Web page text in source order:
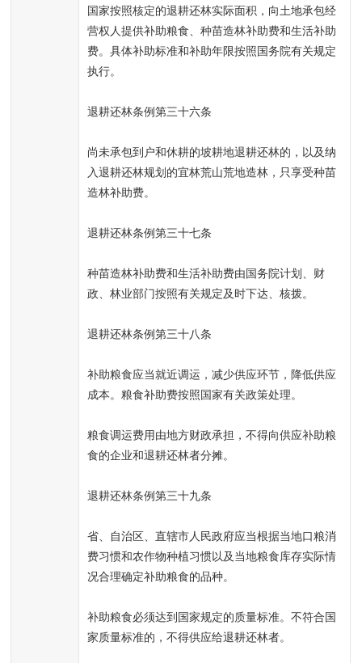
国家按照核定的退耕还林实际面积，向土地承包经
营权人提供补助粮食、种苗造林补助费和生活补助
费。具体补助标准和补助年限按照国务院有关规定
执行。
退耕还林条例第三十六条
尚未承包到户和休耕的坡耕地退耕还林的，以及纳
入退耕还林规划的宜林荒山荒地造林，只享受种苗
造林补助费。
退耕还林条例第三十七条
种苗造林补助费和生活补助费由国务院计划、财
政、林业部门按照有关规定及时下达、核拨。
退耕还林条例第三十八条
补助粮食应当就近调运，减少供应环节，降低供应
成本。粮食补助费按照国家有关政策处理。
粮食调运费用由地方财政承担，不得向供应补助粮
食的企业和退耕还林者分摊。
退耕还林条例第三十九条
省、自治区、直辖市人民政府应当根据当地口粮消
费习惯和农作物种植习惯以及当地粮食库存实际情
况合理确定补助粮食的品种。
补助粮食必须达到国家规定的质量标准。不符合国
家质量标准的，不得供应给退耕还林者。